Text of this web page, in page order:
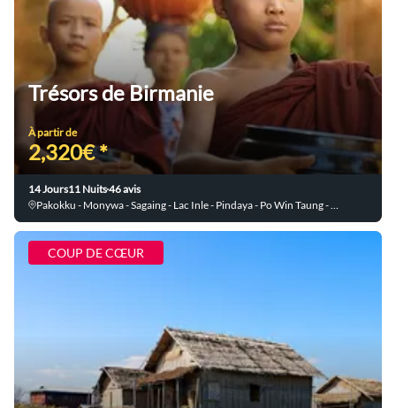
Trésors de Birmanie
À partir de
2,320€ *
14 Jours11 Nuits46 avis
COUP DE CŒUR